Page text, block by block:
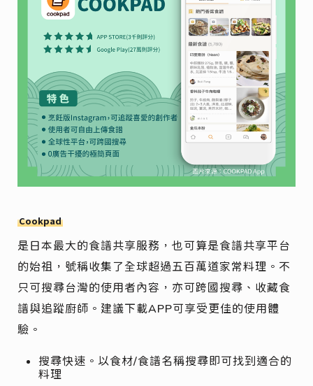
Cookpad
是日本最大的食譜共享服務，也可算是食譜共享平台
的始祖，號稱收集了全球超過五百萬道家常料理。不
只可搜尋台灣的使用者內容，亦可跨國搜尋、收藏食
譜與追蹤廚師。建議下載APP可享受更佳的使用體
驗。
搜尋快速。以食材/食譜名稱搜尋即可找到適合的
料理